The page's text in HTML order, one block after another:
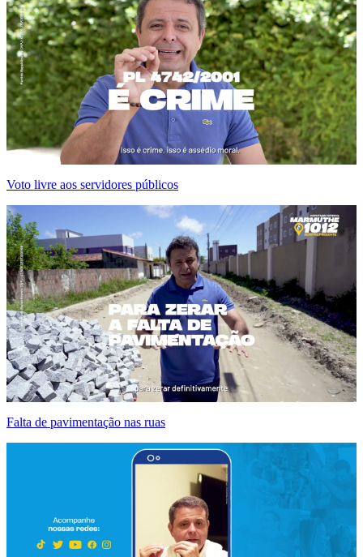
Voto livre aos servidores públicos
Falta de pavimentação nas ruas